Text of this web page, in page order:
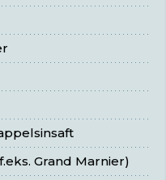
Grand Marnier)